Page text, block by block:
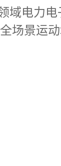
域电力
场景运